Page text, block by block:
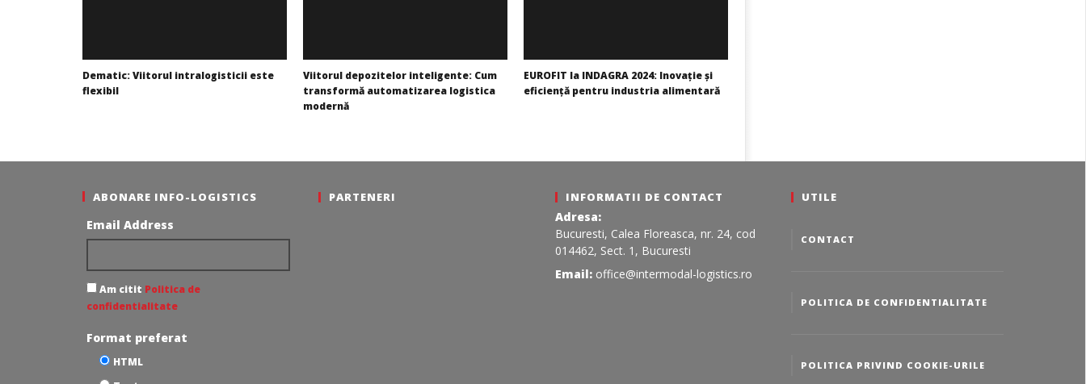
Dematic: Viitorul intralogisticii este
flexibil
Viitorul depozitelor inteligente: Cum
transformă automatizarea logistica
modernă
EUROFIT la INDAGRA 2024: Inovație și
eficiență pentru industria alimentară
ABONARE INFO-LOGISTICS
Email Address
Am citit Politica de
confidentialitate
Format preferat
HTML
PARTENERI INFORMATII DE CONTACT
Adresa:
Bucuresti, Calea Floreasca, nr. 24, cod
014462, Sect. 1, Bucuresti
Email:office@intermodal-logistics.ro
UTILE
CONTACT
POLITICA DE CONFIDENTIALITATE
POLITICA PRIVIND COOKIE-URILE